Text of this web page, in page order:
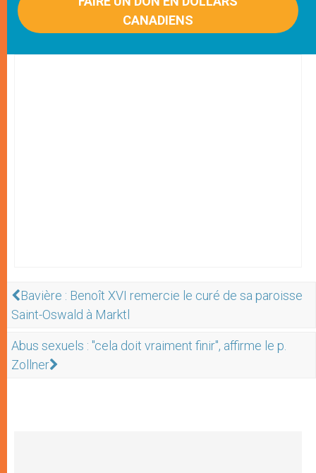
CANADIENS
Bavière : Benoît XVI remercie le curé de sa paroisse
Saint-Oswald à Marktl
Abus sexuels : "cela doit vraiment finir", affirme le p.
Zollner